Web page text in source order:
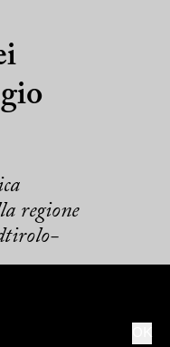
regione